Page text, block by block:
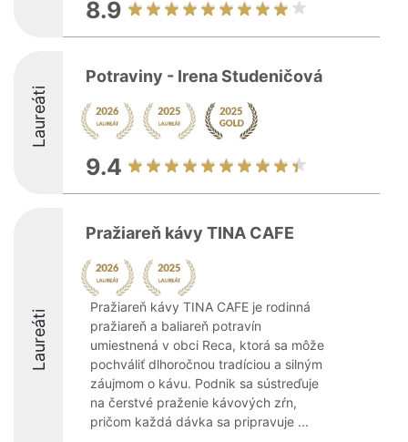
8.9
Laureáti
Potraviny - Irena Studeničová
9.4
Laureáti
Pražiareň kávy TINA CAFE
Pražiareň kávy TINA CAFE je rodinná
pražiareň a baliareň potravín
umiestnená v obci Reca, ktorá sa môže
pochváliť dlhoročnou tradíciou a silným
záujmom o kávu. Podnik sa sústreďuje
na čerstvé praženie kávových zŕn,
pričom každá dávka sa pripravuje ...